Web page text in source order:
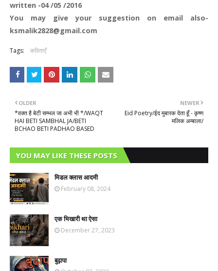
written -04 /05 /2016
You may give your suggestion on email also-
ksmalik2828@gmail.com
Tags: कविताएँ
NEWER
Eid Poetry/ईद मुबारक देता हूँ - कृष्ण
मलिक अम्बाला/
OLDER
*वक्त है बेटी सम्भल जा अभी भी */WAQT
HAI BETI SAMBHAL JA/BETI
BCHAO BETI PADHAO BASED
YOU MAY LIKE THESE POSTS
मिडल क्लास आदमी
February 08, 2024
एक भिखारी था ऐसा
December 27, 2023
बुढ़ापा